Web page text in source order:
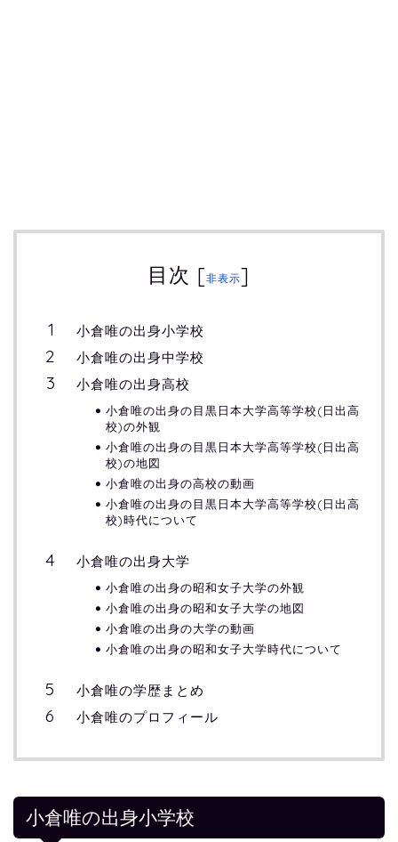
目次 [非表示]
小倉唯の出身小学校
小倉唯の出身中学校
小倉唯の出身高校
小倉唯の出身の目黒日本大学高等学校(日出高
校)の外観
小倉唯の出身の目黒日本大学高等学校(日出高
校)の地図
小倉唯の出身の高校の動画
小倉唯の出身の目黒日本大学高等学校(日出高
校)時代について
小倉唯の出身大学
小倉唯の出身の昭和女子大学の外観
小倉唯の出身の昭和女子大学の地図
小倉唯の出身の大学の動画
小倉唯の出身の昭和女子大学時代について
小倉唯の学歴まとめ
小倉唯のプロフィール
小倉唯の出身小学校